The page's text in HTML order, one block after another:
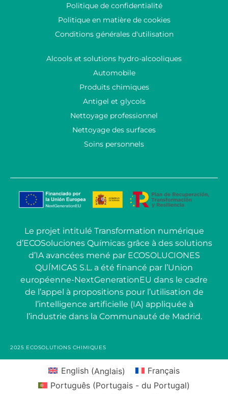
Politique de confidentialité
Politique en matière de cookies
Conditions générales d'utilisation
Alcools et solutions hydro-alcooliques
Automobile
Produits chimiques
Antigel et glycols
Nettoyage professionnel
Nettoyage des surfaces
Soins personnels
Le projet intitulé Transformation numérique
d’ECOSoluciones Químicas grâce à des solutions
d’IA avancées mené par ECOSOLUCIONES
QUÍMICAS S.L. a été financé par l’Union
européenne-NextGenerationEU dans le cadre
de l’appel à propositions pour l’utilisation de
l’intelligence artificielle (IA) appliquée à
l’industrie dans la Communauté de Madrid.
2025 ECOSOLUTIONS CHIMIQUES
English(Anglais)
Français
Português (Portugais - du Portugal)